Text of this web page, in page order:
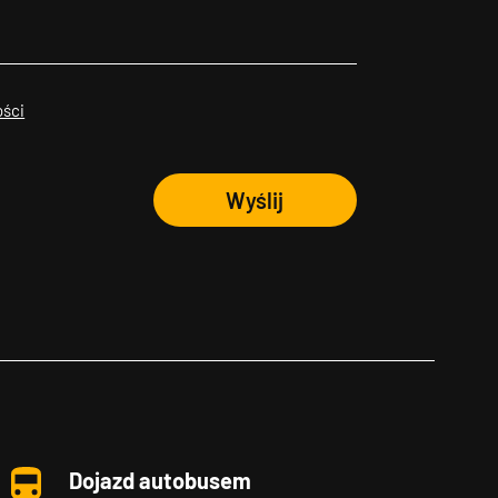
Wyślij
Dojazd autobusem